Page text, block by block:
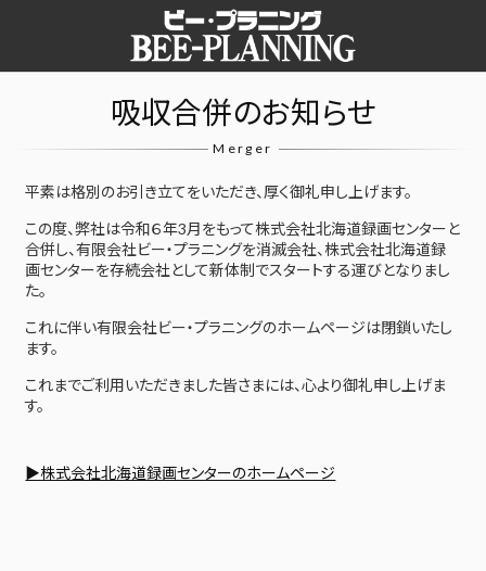
吸収合併のお知らせ
Merger
平素は格別のお引き立てをいただき、厚く御礼申し上げます。
この度、弊社は令和６年3月をもって株式会社北海道録画センターと
合併し、有限会社ビー・プラニングを消滅会社、株式会社北海道録
画センターを存続会社として新体制でスタートする運びとなりまし
た。
これに伴い有限会社ビー・プラニングのホームページは閉鎖いたし
ます。
これまでご利用いただきました皆さまには、心より御礼申し上げま
す。
▶株式会社北海道録画センターのホームページ